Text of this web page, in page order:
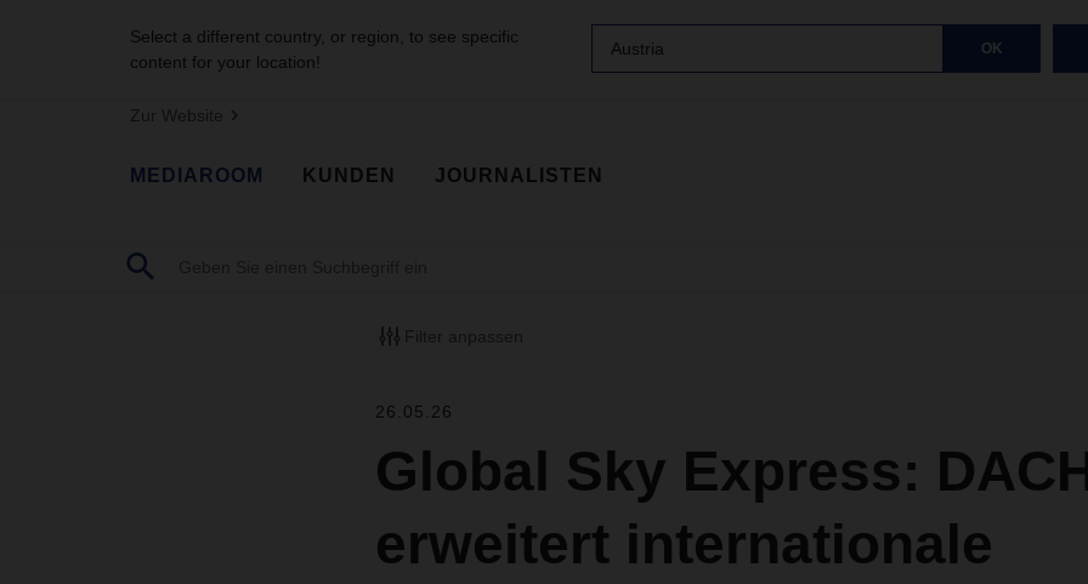
Select a different country, or region, to see specific
content for your location!
Austria OK
Zur Website
MEDIAROOM KUNDEN JOURNALISTEN
Filter anpassen
26.05.26
Global Sky Express:
erweitert internationale